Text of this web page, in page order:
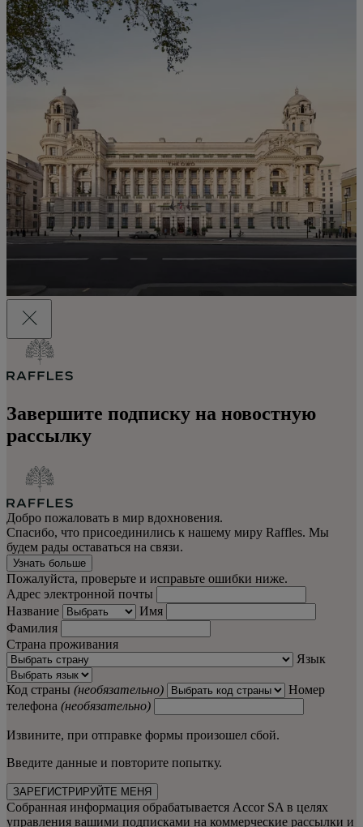
Завершите подписку на новостную
рассылку
Добро пожаловать в мир вдохновения.
Спасибо, что присоединились к нашему миру Raffles. Мы
будем рады оставаться на связи.
Узнать больше
Пожалуйста, проверьте и исправьте ошибки ниже.
Адрес электронной почты
Название
Имя
Фамилия
Страна проживания
Язык
Код страны (необязательно)
Номер
телефона (необязательно)
Извините, при отправке формы произошел сбой.
Введите данные и повторите попытку.
ЗАРЕГИСТРИРУЙТЕ МЕНЯ
Собранная информация обрабатывается Accor SA в целях
управления вашими подписками на коммерческие рассылки и